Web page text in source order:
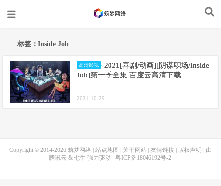
标签：Inside Job
高清影视
2021[喜剧/动画][阴谋职场/Inside
Job]第一季全集 百度云高清下载
2021-10-29
Copyright © 2014-2026 筑梦网络 站点地图 关于网站 友情链接 版权声明
| 由
腾讯云 & 七牛强力驱动 粤ICP备18046192号-2